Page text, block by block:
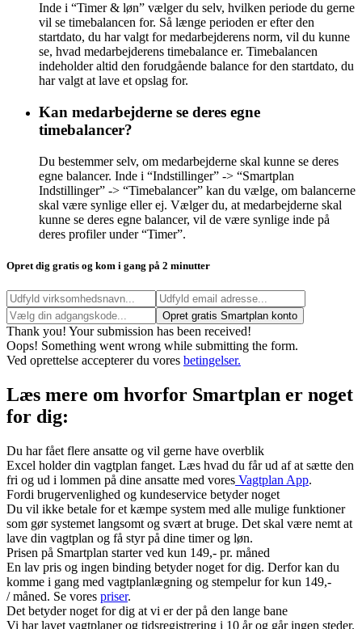
Inde i “Timer & løn” vælger du selv, hvilken periode du gerne
vil se timebalancen for. Så længe perioden er efter den
startdato, du har valgt for medarbejderens norm, vil du kunne
se, hvad medarbejderens timebalance er. Timebalancen
indeholder altid den forudgående balance for den startdato, du
har valgt at lave et opslag for.
Kan medarbejderne se deres egne
timebalancer?
Du bestemmer selv, om medarbejderne skal kunne se deres
egne balancer. Inde i “Indstillinger” -> “Smartplan
Indstillinger” -> “Timebalancer” kan du vælge, om balancerne
skal være synlige eller ej. Vælger du, at medarbejderne skal
kunne se deres egne balancer, vil de være synlige inde på
deres profiler under “Timer”.
Opret dig gratis og kom i gang på 2 minutter
Thank you! Your submission has been received!
Oops! Something went wrong while submitting the form.
Ved oprettelse accepterer du vores betingelser.
Læs mere om hvorfor Smartplan er noget
for dig:
Du har fået flere ansatte og vil gerne have overblik
Excel holder din vagtplan fanget. Læs hvad du får ud af at sætte den
fri og ud i lommen på dine ansatte med vores Vagtplan App.
Fordi brugervenlighed og kundeservice betyder noget
Du vil ikke betale for et kæmpe system med alle mulige funktioner
som gør systemet langsomt og svært at bruge. Det skal være nemt at
lave din vagtplan og få styr på dine timer og løn.
Prisen på Smartplan starter ved kun 149,- pr. måned
En lav pris og ingen binding betyder noget for dig. Derfor kan du
komme i gang med vagtplanlægning og stempelur for kun 149,-
/ måned. Se vores priser.
Det betyder noget for dig at vi er der på den lange bane
Vi har lavet vagtplaner og tidsregistrering i 10 år og går ingen steder.